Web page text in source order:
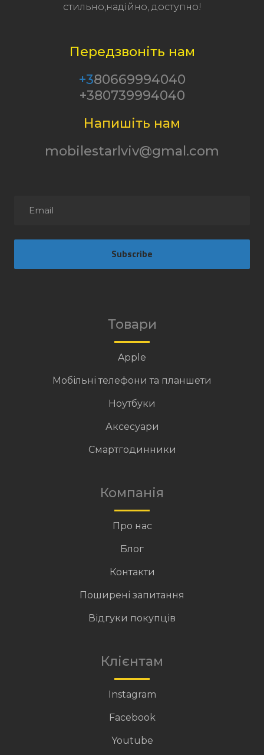
стильно,надійно, доступно!
Передзвоніть нам
+380669994040
+380739994040
Напишіть нам
mobilestarlviv@gmal.com
Subscribe
Товари
Apple
Мобільні телефони та планшети
Ноутбуки
Аксесуари
Смартгодинники
Компанія
Про нас
Блог
Контакти
Поширені запитання
Відгуки покупців
Клієнтам
Instagram
Facebook
Youtube